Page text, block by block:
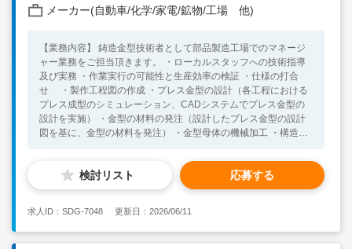
メーカー(自動車/化学/家電/鉱物/工場 他)
【業務内容】 鋳造金型技術者として部品製造工場でのマネージ
ャー業務をご担当頂きます。 ・ローカルスタッフへの技術指導
及び実務 ・作業実行の可能性と生産効率の検証 ・仕様の打合
せ ・製作工程図の作成 ・プレス金型の設計（各工程における
プレス成型のシミュレーション、CADシステムでプレス金型の
設計を実施） ・金型の材料の発注（設計したプレス金型の設計
図を基に、金型の材料を発注） ・金型母体の機械加工 ・構造部
織構成】 全体：約1,400名（内日本人約10名・他タイ人） 配属
先：約20名（内日本人1名） レポートライン：日本人工場長・タ
イ人GM・日本人鋳造マネジャー 【必須要件】 ・ダイカスト業
験がございましたらご応募いただけますと幸いです。 【歓迎要
件】 ・海外勤務経験者
検討リスト 応募する
求人ID：SDG-7048 更新日：2026/06/11